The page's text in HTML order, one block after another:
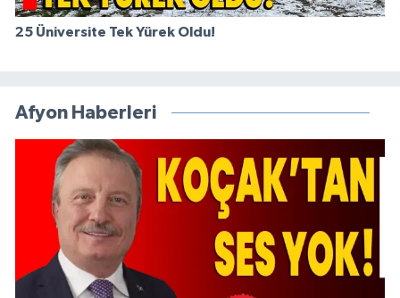
25 Üniversite Tek Yürek Oldu!
Afyon Haberleri